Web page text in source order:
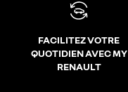
FACILITEZ VOTRE
QUOTIDIEN AVEC MY
RENAULT